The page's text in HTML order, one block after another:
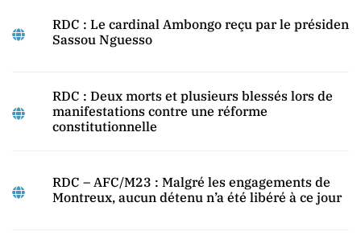
RDC : Le cardinal Ambongo reçu par le président
Sassou Nguesso
RDC : Deux morts et plusieurs blessés lors de
manifestations contre une réforme
constitutionnelle
RDC – AFC/M23 : Malgré les engagements de
Montreux, aucun détenu n’a été libéré à ce jour